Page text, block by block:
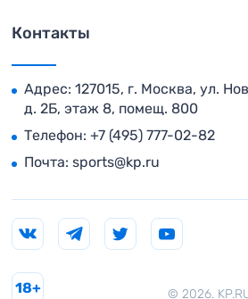
Контакты
Адрес: 127015, г. Москва, ул.
д. 2Б, этаж 8, помещ. 800
Телефон: +7 (495) 777-02-82
Почта: sports@kp.ru
© 2026.
18+